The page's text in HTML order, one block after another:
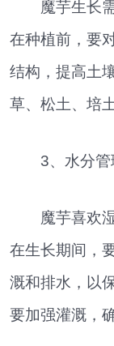
魔芋生长需
在种植前，要
结构，提高土
草、松土、培
3、水分管
魔芋喜欢湿
在生长期间，
溉和排水，以
要加强灌溉，